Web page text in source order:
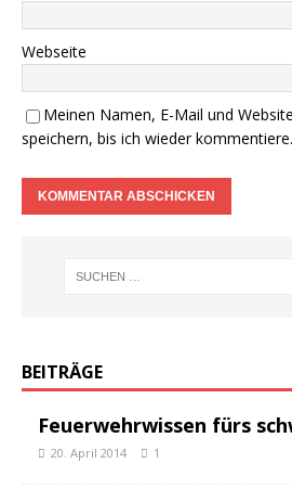
Webseite
Meinen Namen, E-Mail und
speichern, bis ich wieder kommentiere.
BEITRÄGE
Feuerwehrwissen fürs
20. April 2014 1